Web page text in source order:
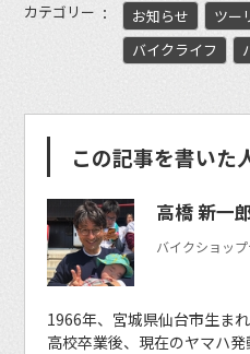
カテゴリー お知らせ ツー
バイクライフ
この記事を書いた
高橋 新一
バイクショッ
1966年、宮城県仙台市生まれ
高校卒業後、現在のヤマハ